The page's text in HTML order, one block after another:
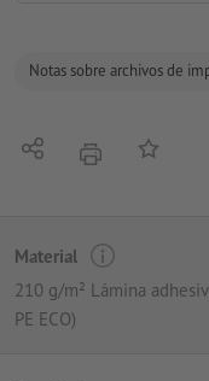
Notas sobre archivos de
CompartirimprimirAñadir a
Material
210 g/m² Lámina
PE ECO)